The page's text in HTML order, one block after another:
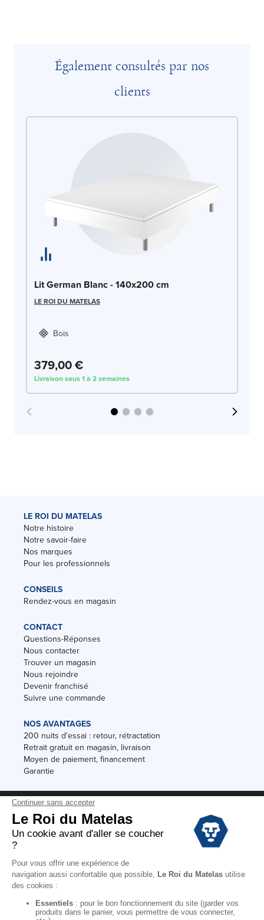
Également consultés par nos
clients
Lit German Blanc - 140x200 cm
LE ROI DU MATELAS
Bois
379,00 €
Livraison sous 1 à 2 semaines
LE ROI DU MATELAS
Notre histoire
Notre savoir-faire
Nos marques
Pour les professionnels
CONSEILS
Rendez-vous en magasin
CONTACT
Questions-Réponses
Nous contacter
Trouver un magasin
Nous rejoindre
Devenir franchisé
Suivre une commande
NOS AVANTAGES
200 nuits d'essai : retour, rétractation
Retrait gratuit en magasin, livraison
Moyen de paiement, financement
Garantie
Conditions des offres
Black Friday
Destockage
Conditions Générales de vente magasin
Mentions Légales
Données personnelles